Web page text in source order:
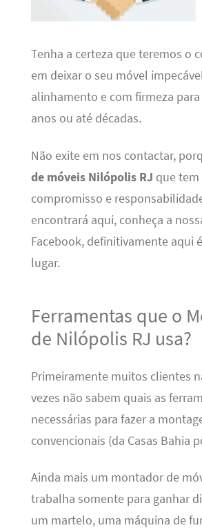
Tenha a certeza que teremos o
em deixar o seu móvel
alinhamento e com firmeza
anos ou até décadas.
Não exite em nos contactar,
de móveis Nilópolis RJ que tem
compromisso e
encontrará aqui, conheça a
Facebook, definitivamente aqui
lugar.
Ferramentas que o
de Nilópolis RJ usa?
Primeiramente muitos clientes
vezes não sabem quais as
necessárias para fazer a
convencionais (da Casas Bahia
Ainda mais um montador de
trabalha somente para ganhar
um martelo, uma máquina de